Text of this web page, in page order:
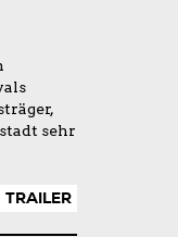
sehr
TRAILER